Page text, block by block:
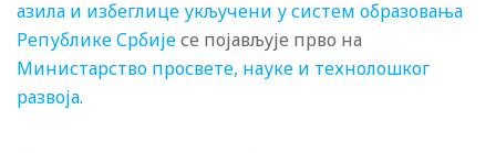
азила и избеглице укључени у систем образовања
Републике Србијесе појављује прво на
Министарство просвете, науке и технолошког
развоја.